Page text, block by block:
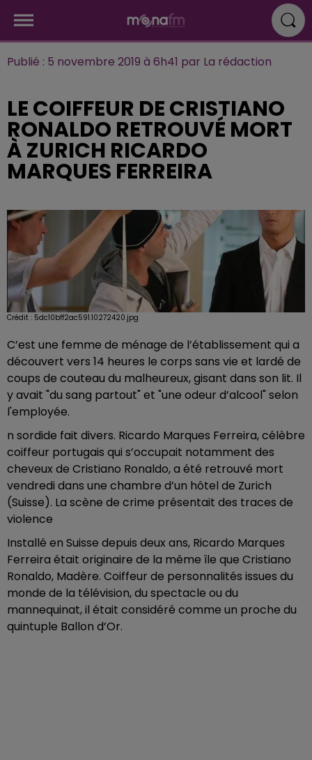
Publié : 5 novembre 2019 à 6h41 par La rédaction
LE COIFFEUR DE CRISTIANO
RONALDO RETROUVÉ MORT
À ZURICH RICARDO
MARQUES FERREIRA
Crédit : 5dc10bff2ac591.10272420.jpg
C’est une femme de ménage de l’établissement qui a
découvert vers 14 heures le corps sans vie et lardé de
coups de couteau du malheureux, gisant dans son lit. Il
y avait "du sang partout" et "une odeur d’alcool" selon
l'employée.
n sordide fait divers. Ricardo Marques Ferreira, célèbre
coiffeur portugais qui s’occupait notamment des
cheveux de Cristiano Ronaldo, a été retrouvé mort
vendredi dans une chambre d’un hôtel de Zurich
(Suisse). La scène de crime présentait des traces de
violence
Installé en Suisse depuis deux ans, Ricardo Marques
Ferreira était originaire de la même île que Cristiano
Ronaldo, Madère. Coiffeur de personnalités issues du
monde de la télévision, du spectacle ou du
mannequinat, il était considéré comme un proche du
quintuple Ballon d’Or.